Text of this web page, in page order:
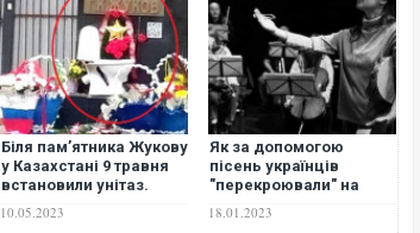
Біля пам’ятника Жукову
у Казахстані 9 травня
встановили унітаз.
10.05.2023
Як за допомогою
пісень українців
"перекроювали" на
18.01.2023